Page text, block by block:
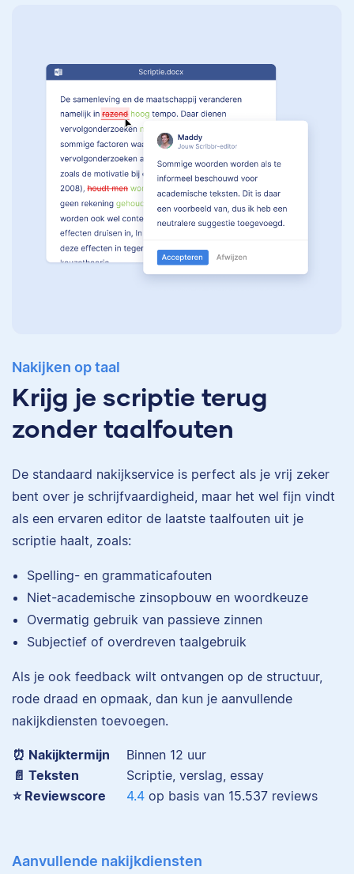
Nakijken op taal
Krijg je scriptie terug
zonder taalfouten
De standaard nakijkservice is perfect als je vrij zeker
bent over je schrijfvaardigheid, maar het wel fijn vindt
als een ervaren editor de laatste taalfouten uit je
scriptie haalt, zoals:
Spelling- en grammaticafouten
Niet-academische zinsopbouw en woordkeuze
Overmatig gebruik van passieve zinnen
Subjectief of overdreven taalgebruik
Als je ook feedback wilt ontvangen op de structuur,
rode draad en opmaak, dan kun je aanvullende
nakijkdiensten toevoegen.
⏰ Nakijktermijn
Binnen 12 uur
📄 Teksten
Scriptie, verslag, essay
⭐️ Reviewscore
4.4 op basis van 15.537 reviews
Aanvullende nakijkdiensten
Eva is journalist en
werkt als senior editor
bij Scribbr waar ze al
meer dan 2,5 miljoen
geredigeerd.